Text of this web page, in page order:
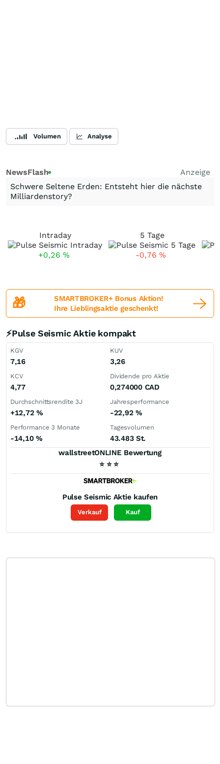
Volumen Analyse
NewsFlash
Anzeige
Schwere Seltene Erden: Entsteht hier die nächste
Milliardenstory?
Intraday
+0,26 %
5 Tage
-0,76 %
🎁
SMARTBROKER+ Bonus Aktion!
Ihre Lieblingsaktie geschenkt!
⚡Pulse Seismic Aktie kompakt
KGV
7,16
KUV
3,26
KCV
4,77
Dividende pro Aktie
0,274000 CAD
Durchschnittsrendite 3J
+12,72 %
Jahresperformance
-22,92 %
Performance 3 Monate
-14,10 %
Tagesvolumen
43.483 St.
wallstreetONLINE Bewertung
⭐ ⭐ ⭐
Pulse Seismic Aktie kaufen
Verkauf Kauf